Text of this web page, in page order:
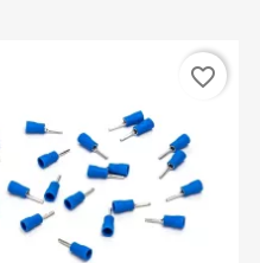
favorite_border